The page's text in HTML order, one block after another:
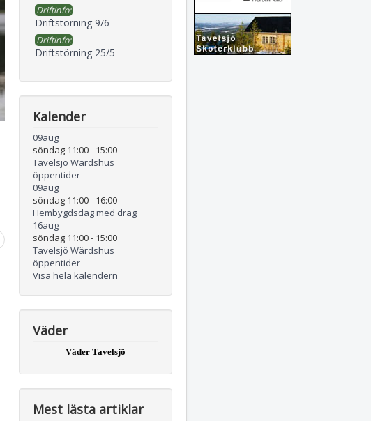
Driftinfo:
Driftstörning 9/6
Driftinfo:
Driftstörning 25/5
Kalender
09aug
söndag 11:00- 15:00
Tavelsjö Wärdshus
öppentider
09aug
söndag 11:00- 16:00
Hembygdsdag med drag
16aug
söndag 11:00- 15:00
Tavelsjö Wärdshus
öppentider
Visa hela kalendern
Väder
Väder Tavelsjö
Mest lästa artiklar